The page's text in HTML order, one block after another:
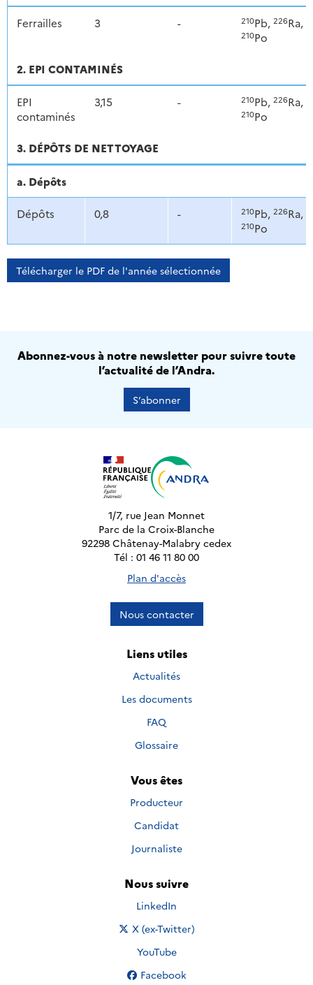
Ferrailles 3 - 210Pb, 226Ra,
210Po
2. EPI CONTAMINÉS
EPI
contaminés
3,15 - 210Pb, 226Ra,
210Po
3. DÉPÔTS DE NETTOYAGE
a. Dépôts
Dépôts 0,8 - 210Pb, 226Ra,
210Po
Télécharger le PDF de l'année sélectionnée
Abonnez-vous à notre newsletter pour suivre toute
l’actualité de l’Andra.
S’abonner
1/7, rue Jean Monnet
Parc de la Croix-Blanche
92298 Châtenay-Malabry cedex
Tél : 01 46 11 80 00
Plan d'accès
Nous contacter
Liens utiles
Actualités
Les documents
FAQ
Glossaire
Vous êtes
Producteur
Candidat
Journaliste
Nous suivre
Nous suivre sur
LinkedIn
Nous suivre sur
X (ex-Twitter)
Nous suivre sur
YouTube
Nous suivre sur
Facebook